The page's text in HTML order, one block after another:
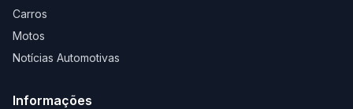
Carros
Motos
Notícias Automotivas
Informações